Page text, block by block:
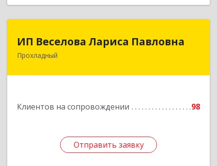
ИП Веселова Лариса Павловна
Прохладный
Клиентов на сопровождении 98
Отправить заявку
Отправить заявку